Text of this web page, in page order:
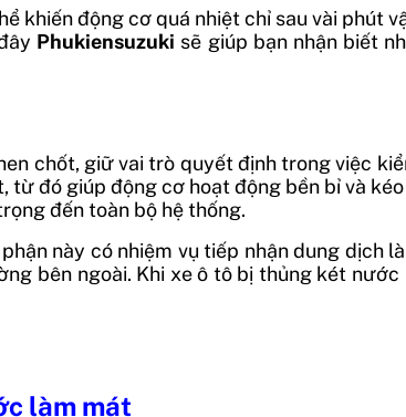
khiến động cơ quá nhiệt chỉ sau vài phút
Phukiensuzuki sẽ giúp bạn nhận biết
chốt, giữ vai trò quyết định trong việc
đó giúp động cơ hoạt động bền bỉ và
đến toàn bộ hệ thống.
này có nhiệm vụ tiếp nhận dung dịch
bên ngoài. Khi xe ô tô bị thủng két
làm mát